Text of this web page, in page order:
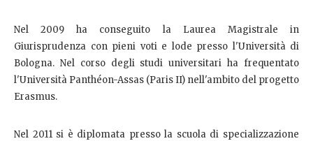
Nel 2009 ha conseguito la Laurea Magistrale in
Giurisprudenza con pieni voti e lode presso l'Università di
Bologna. Nel corso degli studi universitari ha frequentato
l'Università Panthéon-Assas (Paris II) nell'ambito del progetto
Erasmus.
Nel 2011 si è diplomata presso la scuola di specializzazione